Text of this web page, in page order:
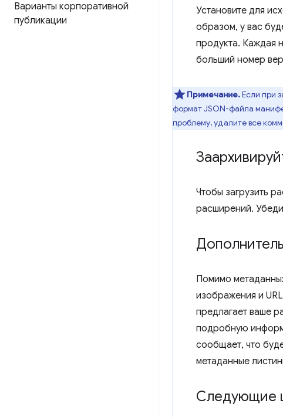
Варианты корпоративной
публикации
Установите для
образом, у вас
продукта. Каждая
больший номер
Примечание.Если при
формат JSON-файла
проблему, удалите все
Чтобы загрузить
расширений.
Помимо
изображения и
предлагает ваше
подробную
сообщает, что
метаданные
Следующие